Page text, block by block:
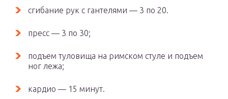
сгибание рук с гантелями — 3 по 20.
пресс — 3 по 30;
подъем туловища на римском стуле и подъем
ног лежа;
кардио — 15 минут.